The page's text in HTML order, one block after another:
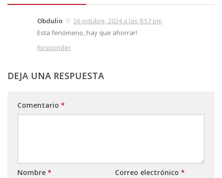
Obdulio
26 octubre, 2024 a las 9:57 pm
Esta fenómeno, hay que ahorrar!
Responder
DEJA UNA RESPUESTA
Comentario *
Nombre * Correo electrónico *